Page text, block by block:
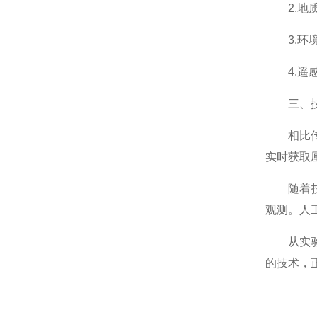
2.地质
3.环境
4.遥感
三、技
相比传
实时获取
随着技
观测。人
从实验
的技术，